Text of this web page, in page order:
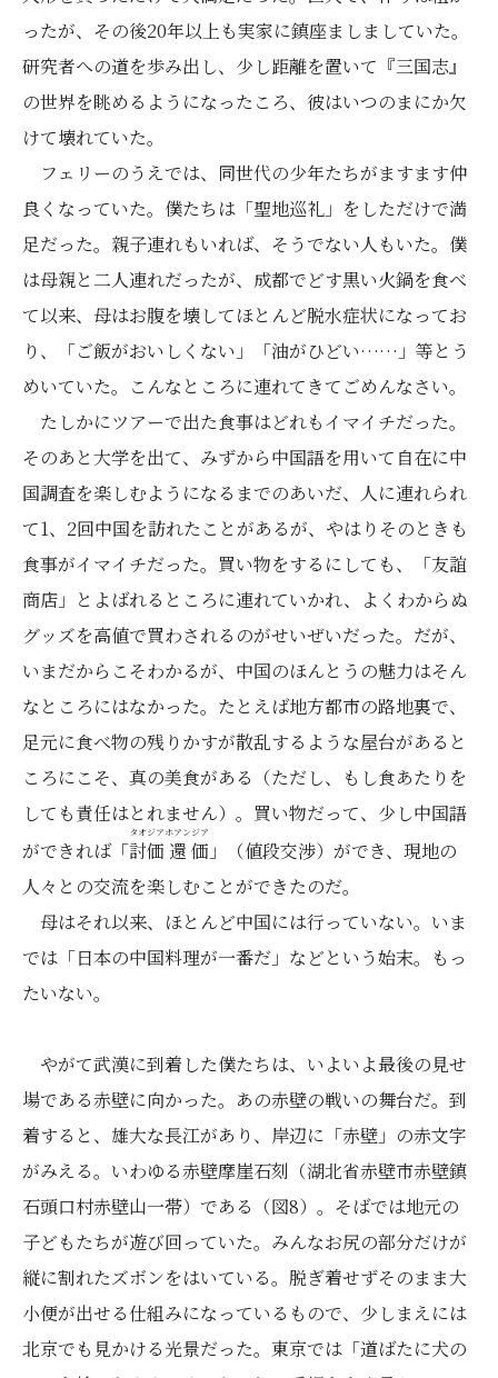
ったが、その後20年以上も実家に鎮座ましましていた。
研究者への道を歩み出し、少し距離を置いて『三国志』
の世界を眺めるようになったころ、彼はいつのまにか欠
けて壊れていた。
フェリーのうえでは、同世代の少年たちがますます仲
良くなっていた。僕たちは「聖地巡礼」をしただけで満
足だった。親子連れもいれば、そうでない人もいた。僕
は母親と二人連れだったが、成都でどす黒い火鍋を食べ
て以来、母はお腹を壊してほとんど脱水症状になってお
り、「ご飯がおいしくない」「油がひどい……」等とう
めいていた。こんなところに連れてきてごめんなさい。
たしかにツアーで出た食事はどれもイマイチだった。
そのあと大学を出て、みずから中国語を用いて自在に中
国調査を楽しむようになるまでのあいだ、人に連れられ
て1、2回中国を訪れたことがあるが、やはりそのときも
食事がイマイチだった。買い物をするにしても、「友誼
商店」とよばれるところに連れていかれ、よくわからぬ
グッズを高値で買わされるのがせいぜいだった。だが、
いまだからこそわかるが、中国のほんとうの魅力はそん
なところにはなかった。たとえば地方都市の路地裏で、
足元に食べ物の残りかすが散乱するような屋台があると
ころにこそ、真の美食がある（ただし、もし食あたりを
しても責任はとれません）。買い物だって、少し中国語
ができれば「討
タオ
価
ジア
還
ホアン
価
ジア
」（値段交渉）ができ、現地の
人々との交流を楽しむことができたのだ。
母はそれ以来、ほとんど中国には行っていない。いま
では「日本の中国料理が一番だ」などという始末。もっ
たいない。
やがて武漢に到着した僕たちは、いよいよ最後の見せ
場である赤壁に向かった。あの赤壁の戦いの舞台だ。到
着すると、雄大な長江があり、岸辺に「赤壁」の赤文字
がみえる。いわゆる赤壁摩崖石刻（湖北省赤壁市赤壁鎮
石頭口村赤壁山一帯）である（図8）。そばでは地元の
子どもたちが遊び回っていた。みんなお尻の部分だけが
縦に割れたズボンをはいている。脱ぎ着せずそのまま大
小便が出せる仕組みになっているもので、少しまえには
北京でも見かける光景だった。東京では「道ばたに犬の